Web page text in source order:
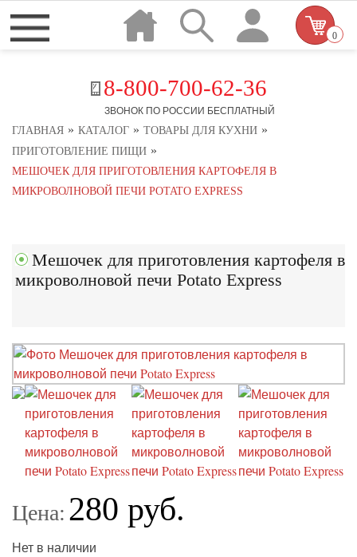
8-800-700-62-36
ЗВОНОК ПО РОССИИ БЕСПЛАТНЫЙ
0
ГЛАВНАЯ » КАТАЛОГ » ТОВАРЫ ДЛЯ КУХНИ »
ПРИГОТОВЛЕНИЕ ПИЩИ »
МЕШОЧЕК ДЛЯ ПРИГОТОВЛЕНИЯ КАРТОФЕЛЯ В
МИКРОВОЛНОВОЙ ПЕЧИ POTATO EXPRESS
Мешочек для приготовления картофеля в
микроволновой печи Potato Express
Цена: 280 руб.
Нет в наличии